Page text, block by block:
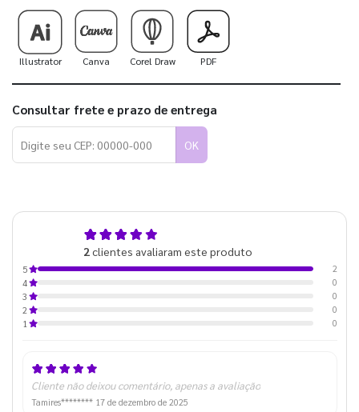
Illustrator Canva Corel Draw PDF
Consultar frete e prazo de entrega
OK
2clientes avaliaram este produto
5
2
4
0
3
0
2
0
1
0
Cliente não deixou comentário, apenas a avaliação
Tamires******** 17 de dezembro de 2025